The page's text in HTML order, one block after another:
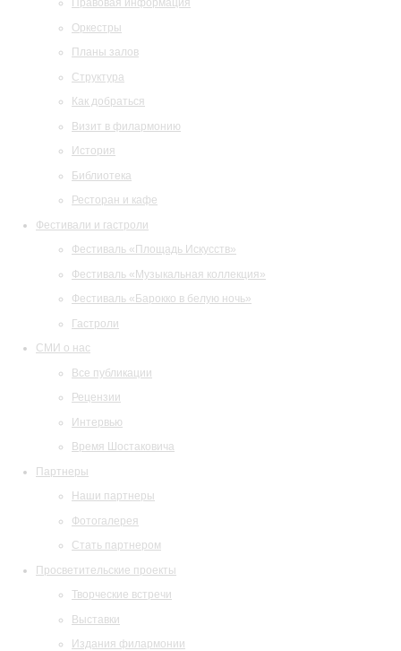
Правовая информация
Оркестры
Планы залов
Структура
Как добраться
Визит в филармонию
История
Библиотека
Ресторан и кафе
Фестивали и гастроли
Фестиваль «Площадь Искусств»
Фестиваль «Музыкальная коллекция»
Фестиваль «Барокко в белую ночь»
Гастроли
СМИ о нас
Все публикации
Рецензии
Интервью
Время Шостаковича
Партнеры
Наши партнеры
Фотогалерея
Стать партнером
Просветительские проекты
Творческие встречи
Выставки
Издания филармонии